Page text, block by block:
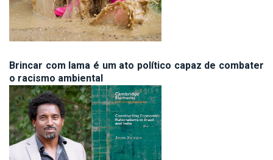
Brincar com lama é um ato político capaz de combater
o racismo ambiental